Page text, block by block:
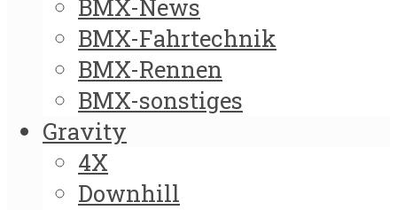
BMX-News
BMX-Fahrtechnik
BMX-Rennen
BMX-sonstiges
Gravity
4X
Downhill